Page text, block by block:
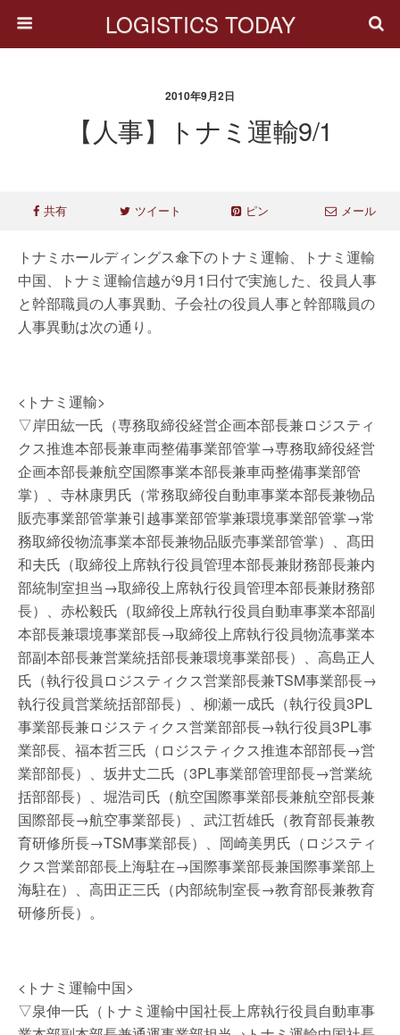
LOGISTICS TODAY
2010年9月2日
【人事】トナミ運輸9/1
共有 ツイート ピン メール
トナミホールディングス傘下のトナミ運輸、トナミ運輸
中国、トナミ運輸信越が9月1日付で実施した、役員人事
と幹部職員の人事異動、子会社の役員人事と幹部職員の
人事異動は次の通り。
<トナミ運輸>
▽岸田紘一氏（専務取締役経営企画本部長兼ロジスティ
クス推進本部長兼車両整備事業部管掌→専務取締役経営
企画本部長兼航空国際事業本部長兼車両整備事業部管
掌）、寺林康男氏（常務取締役自動車事業本部長兼物品
販売事業部管掌兼引越事業部管掌兼環境事業部管掌→常
務取締役物流事業本部長兼物品販売事業部管掌）、髙田
和夫氏（取締役上席執行役員管理本部長兼財務部長兼内
部統制室担当→取締役上席執行役員管理本部長兼財務部
長）、赤松毅氏（取締役上席執行役員自動車事業本部副
本部長兼環境事業部長→取締役上席執行役員物流事業本
部副本部長兼営業統括部長兼環境事業部長）、高島正人
氏（執行役員ロジスティクス営業部長兼TSM事業部長→
執行役員営業統括部部長）、柳瀬一成氏（執行役員3PL
事業部長兼ロジスティクス営業部部長→執行役員3PL事
業部長、福本哲三氏（ロジスティクス推進本部部長→営
業部部長）、坂井丈二氏（3PL事業部管理部長→営業統
括部部長）、堀浩司氏（航空国際事業部長兼航空部長兼
国際部長→航空事業部長）、武江哲雄氏（教育部長兼教
育研修所長→TSM事業部長）、岡崎美男氏（ロジスティ
クス営業部部長上海駐在→国際事業部長兼国際事業部上
海駐在）、高田正三氏（内部統制室長→教育部長兼教育
研修所長）。
<トナミ運輸中国>
▽泉伸一氏（トナミ運輸中国社長上席執行役員自動車事